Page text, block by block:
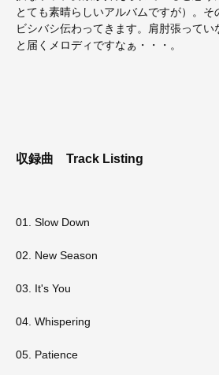
とても素晴らしいアルバムですが）。
ビシバシ伝わってきます。肩肘張ってい
と届くメロディですなぁ・・・。
収録曲 Track Listing
01. Slow Down
02. New Season
03. It's You
04. Whispering
05. Patience